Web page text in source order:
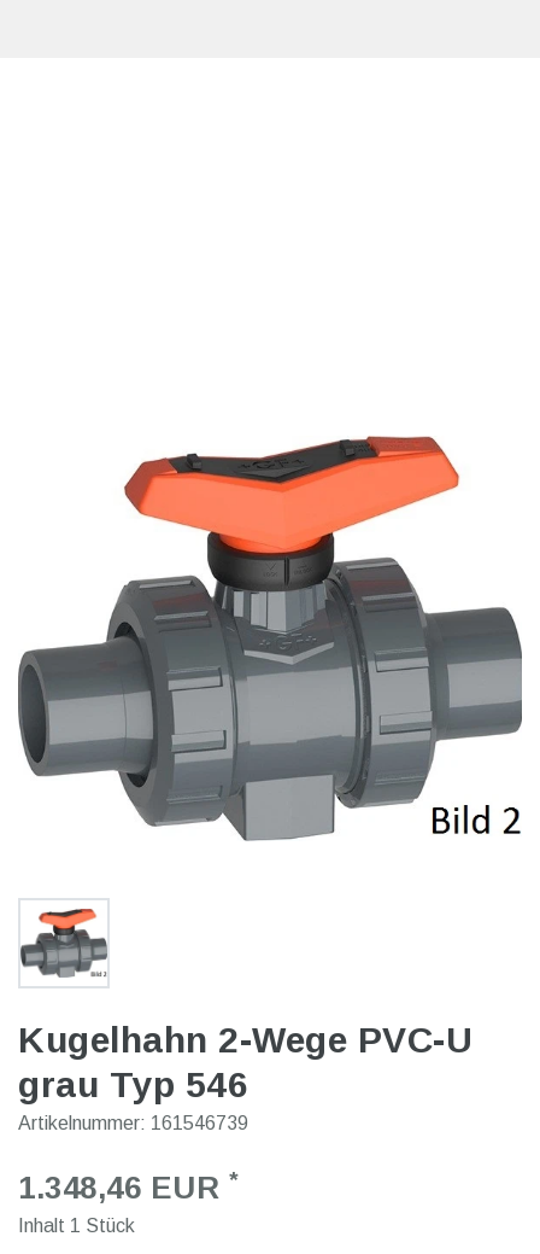
Kugelhahn 2-Wege PVC-U
grau Typ 546
Artikelnummer: 161546739
1.348,46 EUR *
Inhalt 1 Stück